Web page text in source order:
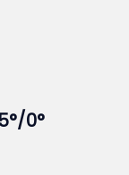
0°